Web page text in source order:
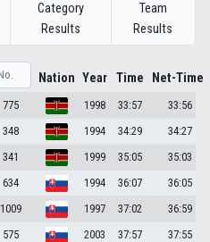
Category
Results
Team
Results
Nation Year Time Net-Time
775 1998 33:57
33:56
348 1994 34:29
34:27
341 1999 35:05
35:03
634 1994 36:07
36:05
1009 1997 37:02
36:59
575 2003 37:57
37:55